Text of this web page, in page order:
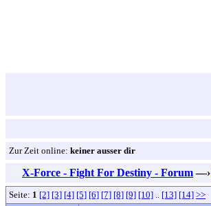
Zur Zeit online: keiner ausser dir
X-Force - Fight For Destiny - Forum —›
Seite: 1 [2] [3] [4] [5] [6] [7] [8] [9] [10] .. [13] [14] >>